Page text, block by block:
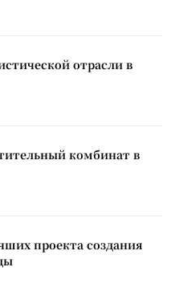
отрасли в
комбинат в
проекта создания